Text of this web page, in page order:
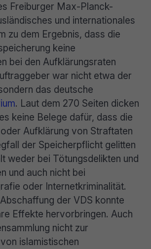
Freiburger Max-Planck-
und internationales
zu dem Ergebnis, dass die
keine
bei den Aufklärungsraten
war nicht etwa der
das deutsche
. Laut dem 270 Seiten dicken
keine Belege dafür, dass die
Aufklärung von Straftaten
der Speicherpflicht gelitten
weder bei Tötungsdelikten und
und auch nicht bei
oder Internetkriminalität.
der VDS konnte
Effekte hervorbringen. Auch
nicht zur
islamistischen